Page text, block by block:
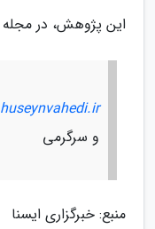
این پژوهش، در مجله Science Robotics به چاپ رسید.
huseynvahedi.ir
و سرگرمی
منبع: خبرگزاری ایسنا